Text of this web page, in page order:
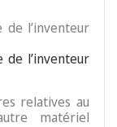
de l’inventeur
de l’inventeur
relatives au
matériel